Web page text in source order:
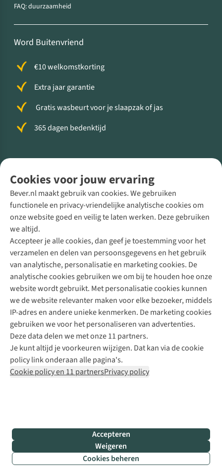
Cookies voor jouw ervaring
Bever.nl maakt gebruik van cookies. We gebruiken
functionele en privacy-vriendelijke analytische cookies om
onze website goed en veilig te laten werken. Deze gebruiken
we altijd.
Accepteer je alle cookies, dan geef je toestemming voor het
verzamelen en delen van persoonsgegevens en het gebruik
van analytische, personalisatie en marketing cookies. De
analytische cookies gebruiken we om bij te houden hoe onze
website wordt gebruikt. Met personalisatie cookies kunnen
we de website relevanter maken voor elke bezoeker, middels
IP-adres en andere unieke kenmerken. De marketing cookies
gebruiken we voor het personaliseren van advertenties.
Deze data delen we met onze 11 partners.
Je kunt altijd je voorkeuren wijzigen. Dat kan via de cookie
policy link onderaan alle pagina's.
Cookie policy en 11 partnersPrivacy policy
Accepteren
Weigeren
Cookies beheren
FAQ: duurzaamheid
Word Buitenvriend
€10 welkomstkorting
Extra jaar garantie
Gratis wasbeurt voor je slaapzak of jas
365 dagen bedenktijd
Direct advies van een Buitenexpert
+31 (0)85 888 50 88
+31 6 12 28 49 80
Contactformulier
Bever
B.V.